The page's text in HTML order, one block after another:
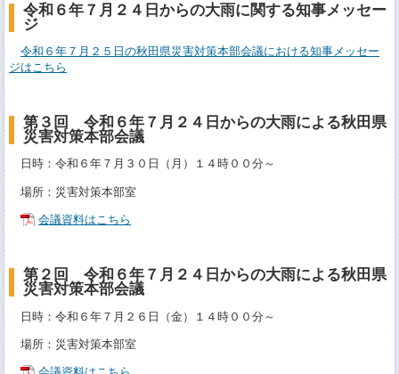
令和６年７月２４日からの大雨に関する知事メッセー
ジ
令和６年７月２５日の秋田県災害対策本部会議における知事メッセー
ジはこちら
第３回 令和６年７月２４日からの大雨による秋田県
災害対策本部会議
日時：令和６年７月３０日（月）１４時００分～
場所：災害対策本部室
会議資料はこちら
第２回 令和６年７月２４日からの大雨による秋田県
災害対策本部会議
日時：令和６年７月２６日（金）１４時００分～
場所：災害対策本部室